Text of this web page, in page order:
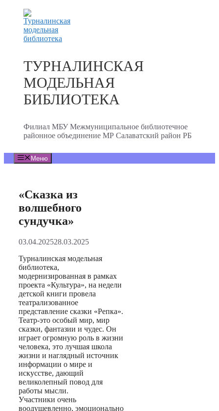
Перейти
содержимому
ТУРНАЛИНСКАЯ
МОДЕЛЬНАЯ
БИБЛИОТЕКА
Филиал МБУ Межмуниципальное библиотечное
районное объединение МР Салаватский район РБ
Меню
«Сказка из
волшебного
сундучка»
03.04.202528.03.2025
Турналинская модельная
библиотека,
модернизированная в рамках
проекта «Культура», на недели
детской книги провела
театрализованное
представление сказки «Репка».
Театр-это особый мир, мир
сказки, фантазии и чудес. Он
играет огромную роль в жизни
человека, это лучшая школа
жизни и наглядный источник
информации о мире и
искусстве, дающий
великолепный повод для
работы мысли.
Участники очень
воодушевленно, эмоционально